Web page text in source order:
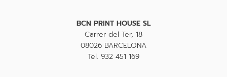
BCN PRINT HOUSE SL
Carrer del Ter, 18
08026 BARCELONA
Tel. 932 451 169